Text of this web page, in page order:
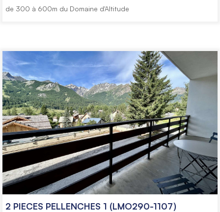
de 300 à 600m du Domaine d'Altitude
2 PIECES PELLENCHES 1 (LMO290-1107)